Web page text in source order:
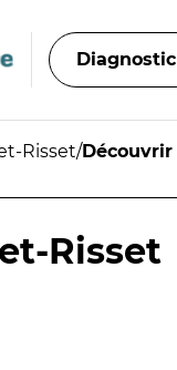
Diagnostic
Risset/Découvrir
Risset